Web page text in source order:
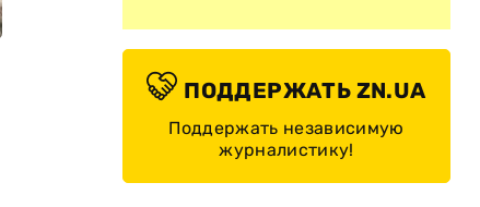
ПОДДЕРЖАТЬ ZN.UA
Поддержать независимую
журналистику!